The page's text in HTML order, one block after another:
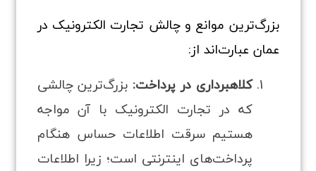
بزرگ‌ترین موانع و چالش تجارت الکترونیک در
عمان عبارت‌اند از:
کلاهبرداری در پرداخت: بزرگ‌ترین چالشی
که در تجارت الکترونیک با آن مواجه
هستیم سرقت اطلاعات حساس هنگام
پرداخت‌های اینترنتی است؛ زیرا اطلاعات